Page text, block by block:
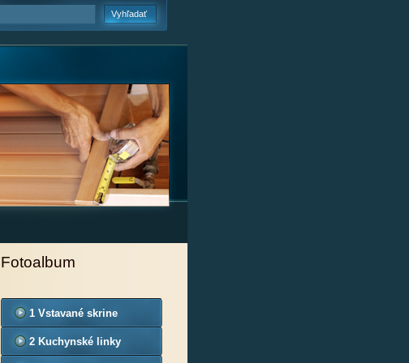
Fotoalbum
1 Vstavané skrine
2 Kuchynské linky